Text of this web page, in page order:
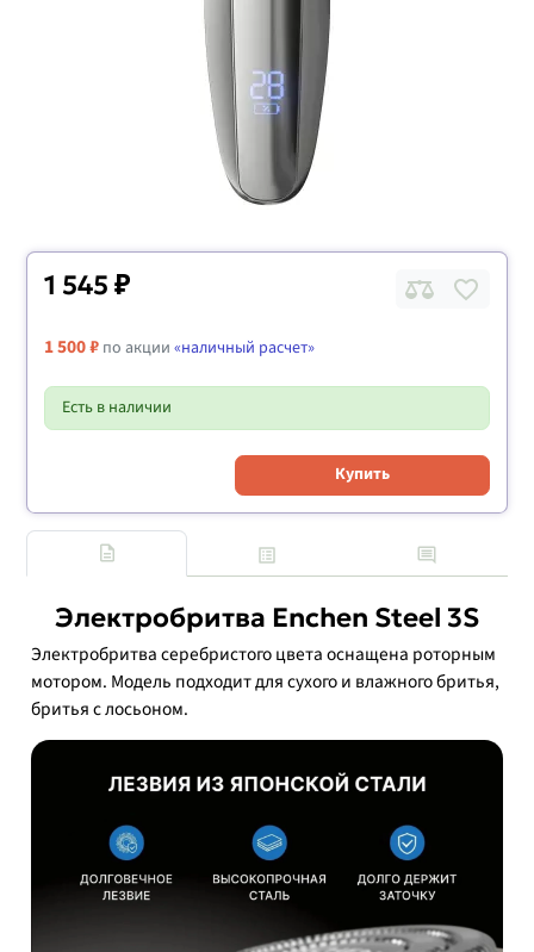
1 545 ₽
1 500 ₽ по акции«наличный расчет»
Есть в наличии
Купить
Электробритва Enchen Steel 3S
Электробритва серебристого цвета оснащена роторным
мотором. Модель подходит для сухого и влажного бритья,
бритья с лосьоном.